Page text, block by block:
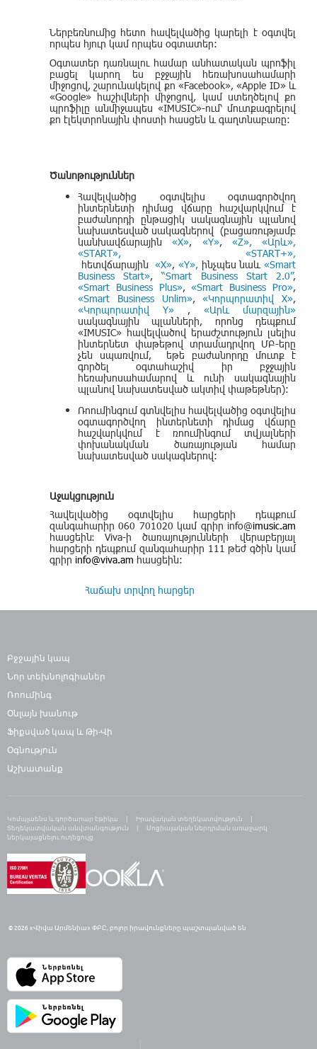
Ներբեռնումից հետո հավելվածից կարելի է օգտվել
որպես հյուր կամ որպես օգտատեր:
Օգտատեր դառնալու համար անհատական պրոֆիլ
բացել կարող ես բջջային հեռախոսահամարի
միջոցով, շարունակելով քո «Facebook», «Apple ID» և
«Google» հաշիվների միջոցով, կամ ստեղծելով քո
պրոֆիլը անմիջապես «IMUSIC»-ում՝ մուտքագրելով
քո էլեկտրոնային փոստի հասցեն և գաղտնաբառը:
Ծանոթություններ
Հավելվածից օգտվելիս օգտագործվող
ինտերնետի դիմաց վճարը հաշվարկվում է
բաժանորդի ընթացիկ սակագնային պլանով
նախատեսված սակագներով (բացառությամբ
կանխավճարային«X», «Y», «Z», «Արև»,
«START», «START+»,
հետվճարային«X», «Y», ինչպես նաև«Smart
Business Start»,“Smart Business Start 2.0”,
«Smart Business Plus»,«Smart Business Pro»,
«Smart Business Unlim»,«Կորպորատիվ X»,
«Կորպորատիվ Y» , «Արև մարզային»
սակագնային պլանների, որոնց դեպքում
«IMUSIC» հավելվածով երաժշտություն լսելիս
ինտերնետ փաթեթով տրամադրվող ՄԲ-երը
չեն սպառվում, եթե բաժանորդը մուտք է
գործել օգտահաշիվ իր բջջային
հեռախոսահամարով և ունի սակագնային
պլանով նախատեսված ակտիվ փաթեթներ):
Ռոումինգում գտնվելիս հավելվածից օգտվելիս
օգտագործվող ինտերնետի դիմաց վճարը
հաշվարկվում է ռոումինգում տվյալների
փոխանակման ծառայության համար
նախատեսված սակագներով:
Աջակցություն
Հավելվածից օգտվելիս հարցերի դեպքում
զանգահարիր 060 701020 կամ գրիր info@imusic.am
հասցեին։ Viva-ի ծառայությունների վերաբերյալ
հարցերի դեպքում զանգահարիր 111 թեժ գծին կամ
գրիր info@viva.am հասցեին:
Հաճախ տրվող հարցեր
Բջջային կապ
Նոր տեխնոլոգիաներ
Ռոումինգ
Օնլայն խանութ
Ֆիքսված կապ և Թի-Վի
Օգնություն
Աշխատանք
Կոմպլաենս և գործարար էթիկա
Իրավական տեղեկատվություն
Տեղեկատվական անվտանգություն
Սոցիալական ներդրման առաջարկ
ներկայացնելու ուղեցույց
© 2026 «Վիվա Արմենիա» ՓԲԸ, բոլոր իրավունքները պաշտպանված են